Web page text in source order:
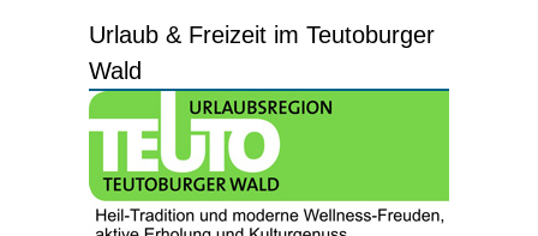
Urlaub & Freizeit im Teutoburger
Wald